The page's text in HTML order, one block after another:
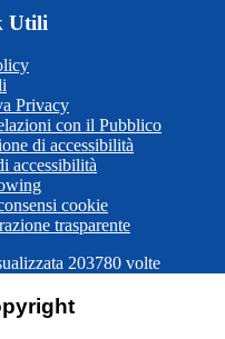
Utili
Privacy
con il Pubblico
di accessibilità
accessibilità
cookie
trasparente
203780 volte